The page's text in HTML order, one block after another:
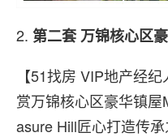
2. 第二套万锦核心区
【51找房 VIP地产经
赏万锦核心区豪华镇
asure Hill匠心打造传承